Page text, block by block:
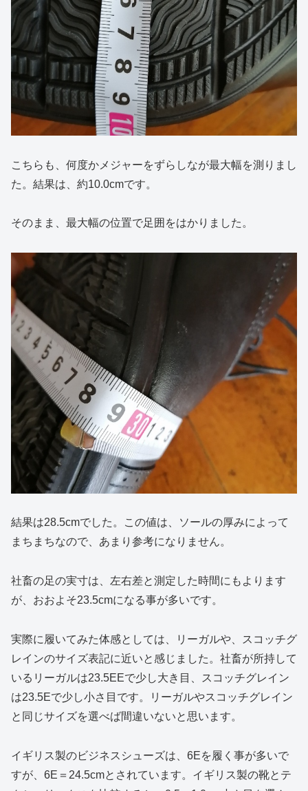
こちらも、何度かメジャーをずらしなが最大幅を測りまし
た。結果は、約10.0cmです。
そのまま、最大幅の位置で足囲をはかりました。
結果は28.5cmでした。この値は、ソールの厚みによって
まちまちなので、あまり参考になりません。
社畜の足の実寸は、左右差と測定した時間にもよります
が、おおよそ23.5cmになる事が多いです。
実際に履いてみた体感としては、リーガルや、スコッチグ
レインのサイズ表記に近いと感じました。社畜が所持して
いるリーガルは23.5EEで少し大き目、スコッチグレイン
は23.5Eで少し小さ目です。リーガルやスコッチグレイン
と同じサイズを選べば間違いないと思います。
イギリス製のビジネスシューズは、6Eを履く事が多いで
すが、6E＝24.5cmとされています。イギリス製の靴とテ